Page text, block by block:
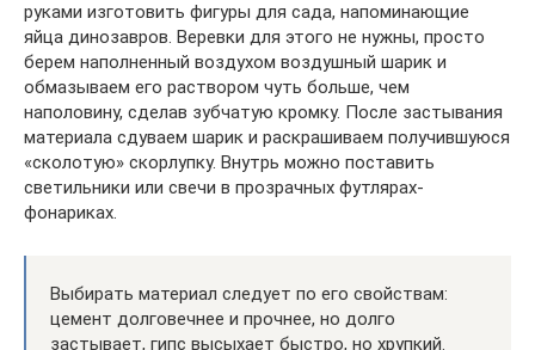
руками изготовить фигуры для сада, напоминающие
яйца динозавров. Веревки для этого не нужны, просто
берем наполненный воздухом воздушный шарик и
обмазываем его раствором чуть больше, чем
наполовину, сделав зубчатую кромку. После застывания
материала сдуваем шарик и раскрашиваем получившуюся
«сколотую» скорлупку. Внутрь можно поставить
светильники или свечи в прозрачных футлярах-
фонариках.
Выбирать материал следует по его свойствам:
цемент долговечнее и прочнее, но долго
застывает, гипс высыхает быстро, но хрупкий.